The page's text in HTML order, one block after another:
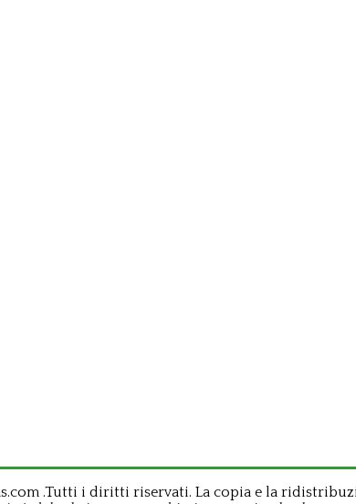
.Tutti i diritti riservati. La copia e la